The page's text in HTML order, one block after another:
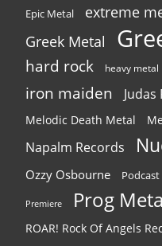
Epic Metal extreme
Greek Metal
hard rock heavy metal
iron maiden
Melodic Death Metal
Napalm Records
Ozzy Osbourne Podcast
Premiere Prog
ROAR! Rock Of Angels